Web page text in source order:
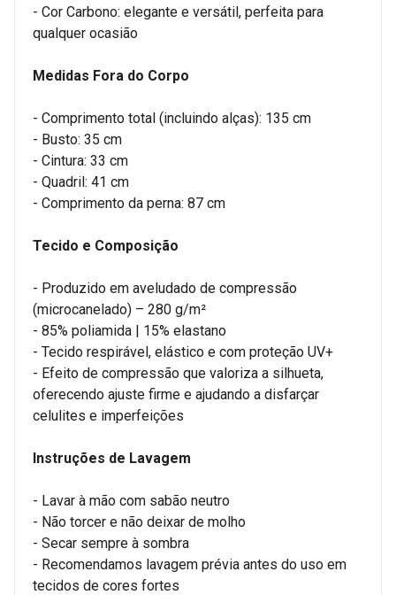
- Cor Carbono: elegante e versátil, perfeita para
qualquer ocasião
Medidas Fora do Corpo
- Comprimento total (incluindo alças): 135 cm
- Busto: 35 cm
- Cintura: 33 cm
- Quadril: 41 cm
- Comprimento da perna: 87 cm
Tecido e Composição
- Produzido em aveludado de compressão
(microcanelado) – 280 g/m²
- 85% poliamida | 15% elastano
- Tecido respirável, elástico e com proteção UV+
- Efeito de compressão que valoriza a silhueta,
oferecendo ajuste firme e ajudando a disfarçar
celulites e imperfeições
Instruções de Lavagem
- Lavar à mão com sabão neutro
- Não torcer e não deixar de molho
- Secar sempre à sombra
- Recomendamos lavagem prévia antes do uso em
tecidos de cores fortes